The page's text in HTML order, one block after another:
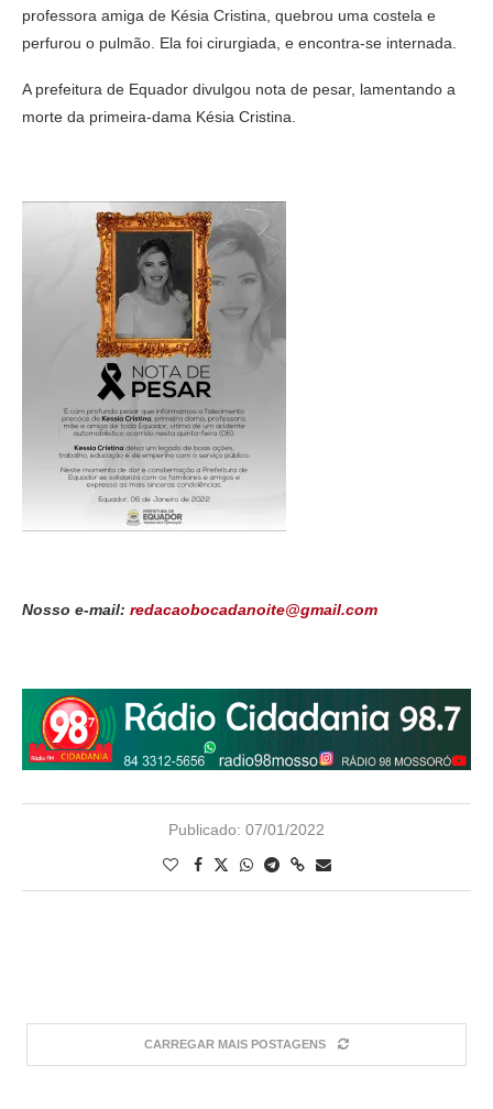
professora amiga de Késia Cristina, quebrou uma costela e
perfurou o pulmão. Ela foi cirurgiada, e encontra-se internada.
A prefeitura de Equador divulgou nota de pesar, lamentando a
morte da primeira-dama Késia Cristina.
Nosso e-mail: redacaobocadanoite@gmail.com
Publicado: 07/01/2022
CARREGAR MAIS POSTAGENS